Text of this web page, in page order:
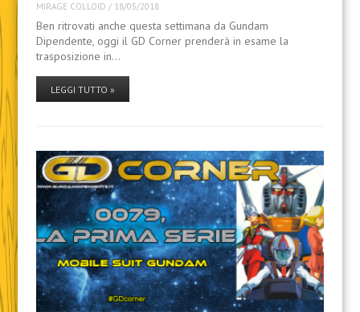
MIRAGE COLLOID / 18/05/2018
Ben ritrovati anche questa settimana da Gundam
Dipendente, oggi il GD Corner prenderà in esame la
trasposizione in…
LEGGI TUTTO »